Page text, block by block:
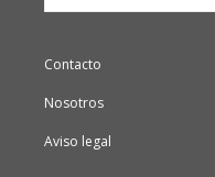
Contacto
Nosotros
Aviso legal